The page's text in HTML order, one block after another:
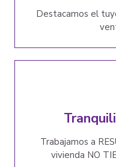
Destacamos el
Trabajamos a
vivienda NO